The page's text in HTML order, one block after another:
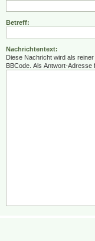
Betreff:
Nachrichtentext:
Diese Nachricht wird als
BBCode. Als Antwort-Adresse